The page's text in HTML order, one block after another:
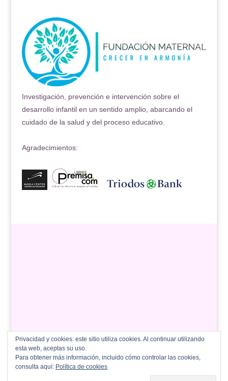
Investigación, prevención e intervención sobre el
desarrollo infantil en un sentido amplio, abarcando el
cuidado de la salud y del proceso educativo.
Agradecimientos:
Privacidad y cookies: este sitio utiliza cookies. Al continuar utilizando
esta web, aceptas su uso.
Para obtener más información, incluido cómo controlar las cookies,
consulta aquí: Política de cookies